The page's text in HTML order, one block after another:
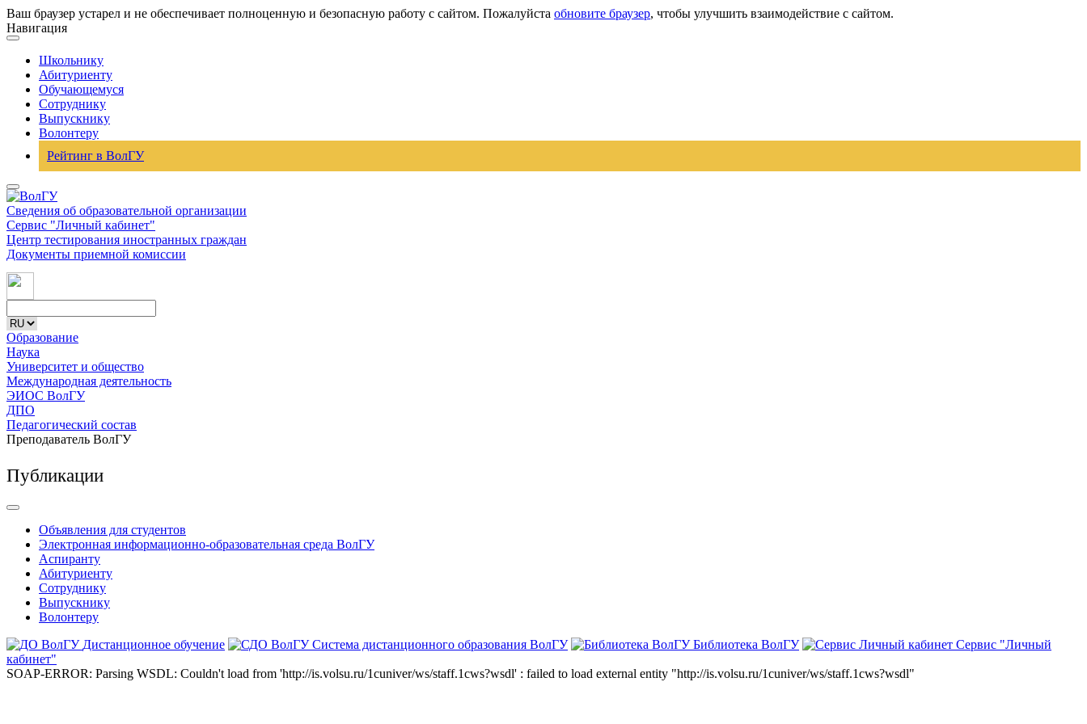
Ваш браузер устарел и не обеспечивает полноценную и безопасную работу с сайтом. Пожалуйста обновите браузер, чтобы улучшить взаимодействие с сайтом.
Навигация
Школьнику
Абитуриенту
Обучающемуся
Сотруднику
Выпускнику
Волонтеру
Рейтинг в ВолГУ
Сведения об образовательной организации
Сервис "Личный кабинет"
Центр тестирования иностранных граждан
Документы приемной комиссии
Образование
Наука
Университет и общество
Международная деятельность
ЭИОС ВолГУ
ДПО
Педагогический состав
Преподаватель ВолГУ
Публикации
Объявления для студентов
Электронная информационно-образовательная среда ВолГУ
Аспиранту
Абитуриенту
Сотруднику
Выпускнику
Волонтеру
Дистанционное обучение
Система дистанционного образования ВолГУ Библиотека ВолГУ
Сервис "Личный
кабинет"
SOAP-ERROR: Parsing WSDL: Couldn't load from 'http://is.volsu.ru/1cuniver/ws/staff.1cws?wsdl' : failed to load external entity "http://is.volsu.ru/1cuniver/ws/staff.1cws?wsdl"